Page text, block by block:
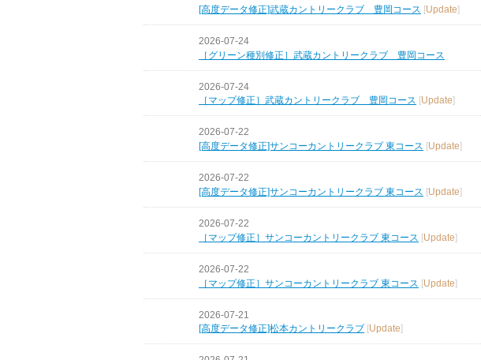
[高度データ修正]武蔵カントリークラブ 豊岡コース [Update]
2026-07-24
［グリーン種別修正］武蔵カントリークラブ 豊岡コース
2026-07-24
［マップ修正］武蔵カントリークラブ 豊岡コース [Update]
2026-07-22
[高度データ修正]サンコーカントリークラブ 東コース [Update]
2026-07-22
[高度データ修正]サンコーカントリークラブ 東コース [Update]
2026-07-22
［マップ修正］サンコーカントリークラブ 東コース [Update]
2026-07-22
［マップ修正］サンコーカントリークラブ 東コース [Update]
2026-07-21
[高度データ修正]松本カントリークラブ [Update]